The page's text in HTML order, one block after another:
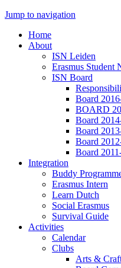
Jump to navigation
Home
About
ISN Leiden
Erasmus Student
ISN Board
Board
BOARD
Board
Board
Board
Board
Integration
Buddy
Erasmus Intern
Learn Dutch
Social Erasmus
Survival Guide
Activities
Calendar
Clubs
Arts &